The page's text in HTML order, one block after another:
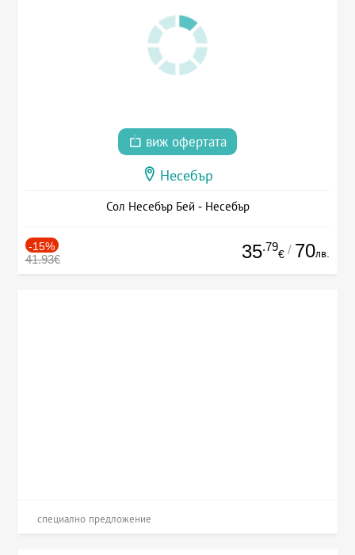
виж офертата
Несебър
Сол Несебър Бей - Несебър
-15%
41.93€ 35.79
€ / 70лв.
специално предложение